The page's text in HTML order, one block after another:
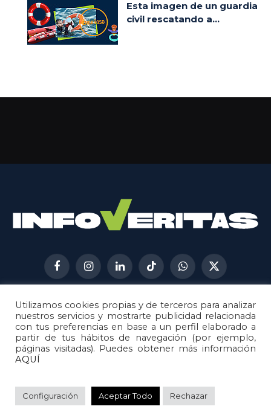
Esta imagen de un guardia
civil rescatando a...
FacebookInstagramLinkedInTikTokWhatsApp
X
(Twitter)
AVISO LEGAL
METODOLOGÍA
POLÍTICA DE COOKIES
POLÍTICA DE CORRECCIONES
© 2026Metech. Todos los derechos reservados.
Utilizamos cookies propias y de terceros para analizar
nuestros servicios y mostrarte publicidad relacionada
con tus preferencias en base a un perfil elaborado a
partir de tus hábitos de navegación (por ejemplo,
páginas visitadas). Puedes obtener más información
AQUÍ
Configuración Aceptar Todo Rechazar